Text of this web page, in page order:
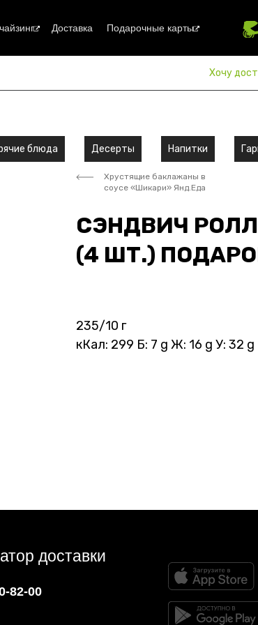
Доставка Подарочные карты
Хочу
блюда Десерты Напитки
Хрустящие баклажаны в
соусе «Шикари» Янд.Еда
СЭНДВИЧ РОЛЛ
(4 ШТ.)
235/10 г
кКал: 299 Б: 7 g Ж: 16 g У: 32 g
доставки
82-00